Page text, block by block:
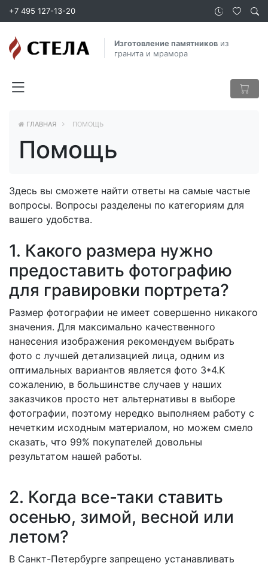
+7 495 127-13-20
Изготовление памятниковиз
гранита и мрамора
ГЛАВНАЯ ПОМОЩЬ
Помощь
Здесь вы сможете найти ответы на самые частые
вопросы. Вопросы разделены по категориям для
вашего удобства.
1. Какого размера нужно
предоставить фотографию
для гравировки портрета?
Размер фотографии не имеет совершенно никакого
значения. Для максимально качественного
нанесения изображения рекомендуем выбрать
фото с лучшей детализацией лица, одним из
оптимальных вариантов является фото 3*4.К
сожалению, в большинстве случаев у наших
заказчиков просто нет альтернативы в выборе
фотографии, поэтому нередко выполняем работу с
нечетким исходным материалом, но можем смело
сказать, что 99% покупателей довольны
результатом нашей работы.
2. Когда все-таки ставить
осенью, зимой, весной или
летом?
В Санкт-Петербурге запрещено устанавливать